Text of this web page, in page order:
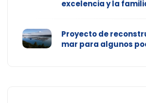
excelencia y la
Proyecto de
mar para algunos